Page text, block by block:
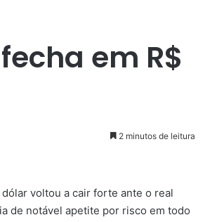
em R$
2 minutos de leitura
voltou a cair forte ante o real
de notável apetite por risco em todo